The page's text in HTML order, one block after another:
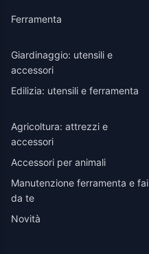
Ferramenta
Giardinaggio: utensili e
accessori
Edilizia: utensili e ferramenta
Agricoltura: attrezzi e
accessori
Accessori per animali
Manutenzione ferramenta e fai
da te
Novità